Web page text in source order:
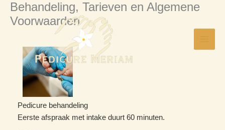
SkipBehandeling, Tarieven en Algemene
Voorwaarden
Pedicure behandeling
Eerste afspraak met intake duurt 60 minuten.